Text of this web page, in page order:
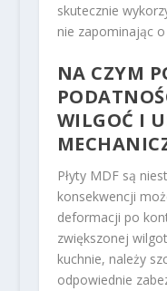
skutecznie
nie zapominając
NA CZYM
WILGOĆ I
Płyty MDF są
konsekwencji
deformacji po
zwiększonej
kuchnie, należy
odpowiednie